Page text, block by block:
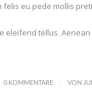
felis eu pede mollis
eleifend tellus.
0 KOMMENTARE / VON